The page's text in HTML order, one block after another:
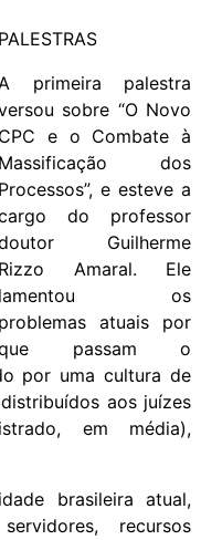
PALESTRAS
primeira palestra
sobre “O Novo
CPC e o Combate à
Massificação dos
Processos”, e esteve a
do professor
Guilherme
Rizzo Amaral. Ele
lamentou os
problemas atuais por
passam o
por uma cultura de
aos juízes
em média),
brasileira atual,
recursos